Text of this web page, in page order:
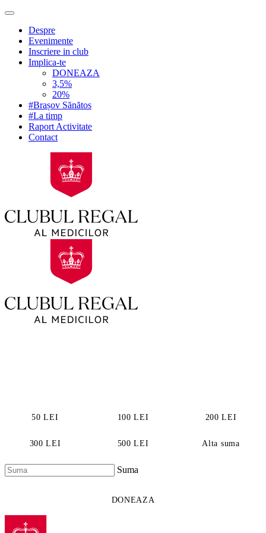
Despre
Evenimente
Inscriere in club
Implica-te
DONEAZA
3,5%
20%
#Brașov Sănătos
#La timp
Raport Activitate
Contact
Alta suma
Suma